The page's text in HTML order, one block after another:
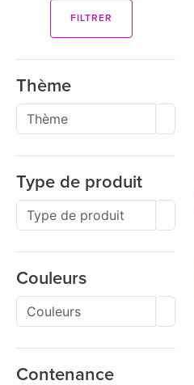
FILTRER
Thème
Type de produit
Couleurs
Contenance